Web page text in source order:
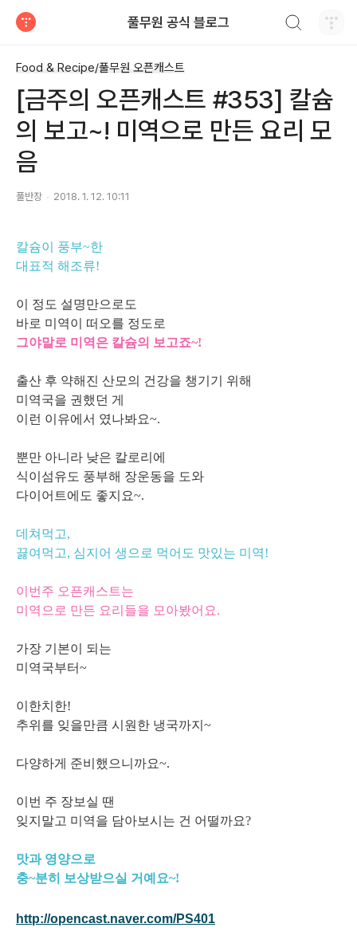
풀무원 공식 블로그
Food & Recipe/풀무원 오픈캐스트
[금주의 오픈캐스트 #353] 칼슘
의 보고~! 미역으로 만든 요리 모
음
풀반장 2018. 1. 12. 10:11
칼슘이 풍부~한
대표적 해조류!
이 정도 설명만으로도
바로 미역이 떠오를 정도로
그야말로 미역은 칼슘의 보고죠~!
출산 후 약해진 산모의 건강을 챙기기 위해
미역국을 권했던 게
이런 이유에서 였나봐요~.
뿐만 아니라 낮은 칼로리에
식이섬유도 풍부해 장운동을 도와
다이어트에도 좋지요~.
데쳐먹고,
끓여먹고, 심지어 생으로 먹어도 맛있는 미역!
이번주 오픈캐스트는
미역으로 만든 요리들을 모아봤어요.
가장 기본이 되는
미역국부터~
이한치한!
추위를 잊을만큼 시원한 냉국까지~
다양하게 준비했으니까요~.
이번 주 장보실 땐
잊지말고 미역을 담아보시는 건 어떨까요?
맛과 영양으로
충~분히 보상받으실 거예요~!
http://opencast.naver.com/PS401